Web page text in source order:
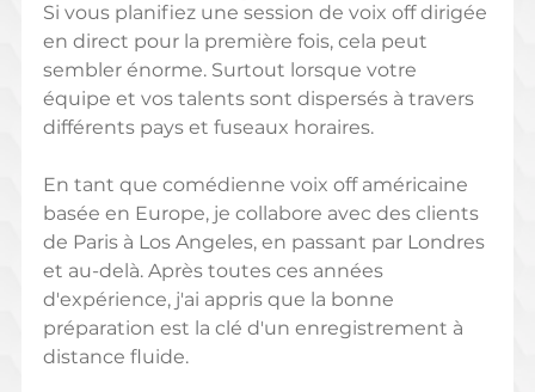
Si vous planifiez une session de voix off dirigée
en direct pour la première fois, cela peut
sembler énorme. Surtout lorsque votre
équipe et vos talents sont dispersés à travers
différents pays et fuseaux horaires.
En tant que comédienne voix off américaine
basée en Europe, je collabore avec des clients
de Paris à Los Angeles, en passant par Londres
et au-delà. Après toutes ces années
d'expérience, j'ai appris que la bonne
préparation est la clé d'un enregistrement à
distance fluide.